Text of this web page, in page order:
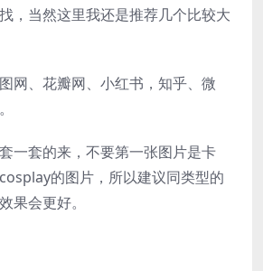
，当然这里我还是推荐几个比较大
网、花瓣网、小红书，知乎、微
一套的来，不要第一张图片是卡
的图片，所以建议同类型的
果会更好。